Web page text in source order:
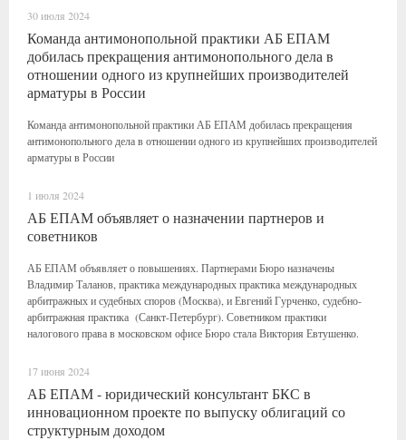
30 июля 2024
Команда антимонопольной практики АБ ЕПАМ
добилась прекращения антимонопольного дела в
отношении одного из крупнейших производителей
арматуры в России
Команда антимонопольной практики АБ ЕПАМ добилась прекращения
антимонопольного дела в отношении одного из крупнейших производителей
арматуры в России
1 июля 2024
АБ ЕПАМ объявляет о назначении партнеров и
советников
АБ ЕПАМ объявляет о повышениях. Партнерами Бюро назначены
Владимир Таланов, практика международных практика международных
арбитражных и судебных споров (Москва), и Евгений Гурченко, судебно-
арбитражная практика (Санкт-Петербург). Советником практики
налогового права в московском офисе Бюро стала Виктория Евтушенко.
17 июня 2024
АБ ЕПАМ - юридический консультант БКС в
инновационном проекте по выпуску облигаций со
структурным доходом